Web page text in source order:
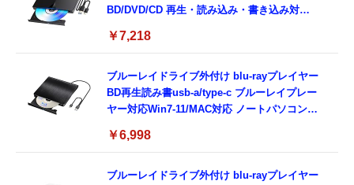
BD/DVD/CD 再生・読み込み・書き込み対応
11/Mac OSパソコン対応電源ケーブル付属
￥7,218
ブルーレイドライブ外付け blu-rayプレイヤー
BD再生読み書usb-a/type-c ブルーレイプレー
ヤー対応Win7-11/MAC対応 ノートパソコン対
￥6,998
ブルーレイドライブ外付け blu-rayプレイヤー